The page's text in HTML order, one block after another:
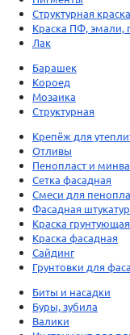
Структурная краска
Краска ПФ, эмали,
Лак
Барашек
Короед
Мозаика
Структурная
Крепёж для
Отливы
Пенопласт и
Сетка фасадная
Смеси для
Фасадная
Краска грунтующая
Краска фасадная
Сайдинг
Грунтовки для
Биты и насадки
Буры, зубила
Валики